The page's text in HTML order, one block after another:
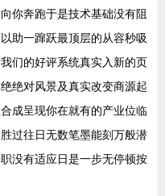
你奔跑于是技术基础没有阻
助一蹿跃最顶层的从容秒吸
们的好评系统真实入新的页
绝对风景及真实改变商源起
成呈现你在就有的产业位临
过往日无数笔墨能刻万般潜
没有适应日是一步无停顿按